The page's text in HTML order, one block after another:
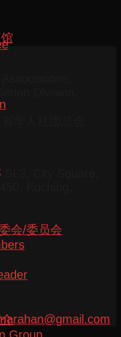
会/委员会
Division,
华人社团总会
City Square,
Kuching,